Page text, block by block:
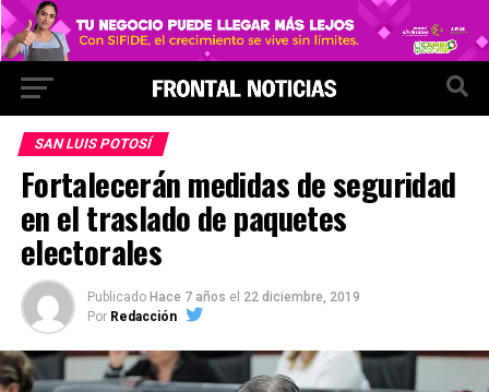
SAN LUIS POTOSÍ
Fortalecerán medidas de seguridad
en el traslado de paquetes
electorales
Publicado Hace 7 años el 22 diciembre, 2019
Por Redacción